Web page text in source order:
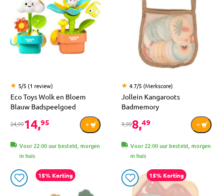
5/5 (1 review)
Eco Toys Wolk en Bloem
Blauw Badspeelgoed
24,9914,95
Voor 22:00 uur besteld, morgen
in huis
4.7/5 (Merkscore)
Jollein Kangaroots
Badmemory
9,998,49
Voor 22:00 uur besteld, morgen
in huis
15% Korting 15% Korting